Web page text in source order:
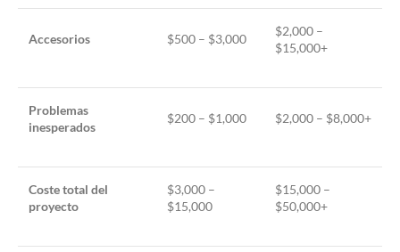
Accesorios $500 – $3,000
$2,000 –
$15,000+
Problemas
inesperados
$200 – $1,000 $2,000 – $8,000+
Coste total del
proyecto
$3,000 –
$15,000
$15,000 –
$50,000+